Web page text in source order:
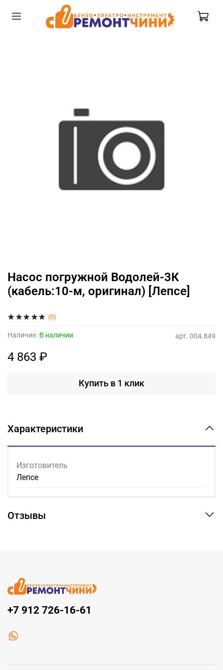
(0)
арт. 004.849
Наличие: В наличии
Насос погружной Водолей-3К
(кабель:10-м, оригинал) [Лепсе]
4 863 ₽
Купить в 1 клик
Характеристики
Изготовитель
Лепсе
Отзывы
+7 912 726-16-61